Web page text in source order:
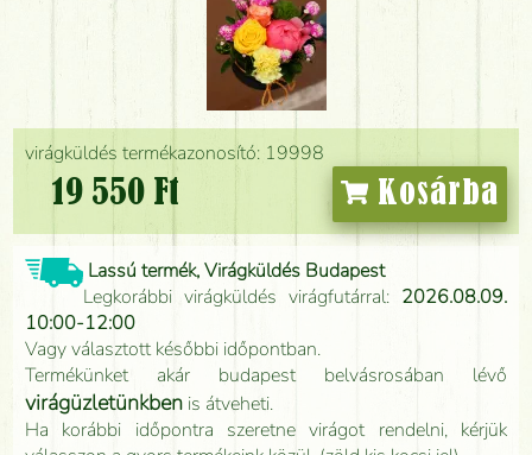
virágküldés termékazonosító: 19998
19 550 Ft Kosárba
Lassú termék, Virágküldés Budapest
Legkorábbi virágküldés virágfutárral: 2026.08.09.
10:00-12:00
Vagy választott későbbi időpontban.
Termékünket akár budapest belvásrosában lévő
virágüzletünkben is átveheti.
Ha korábbi időpontra szeretne virágot rendelni, kérjük